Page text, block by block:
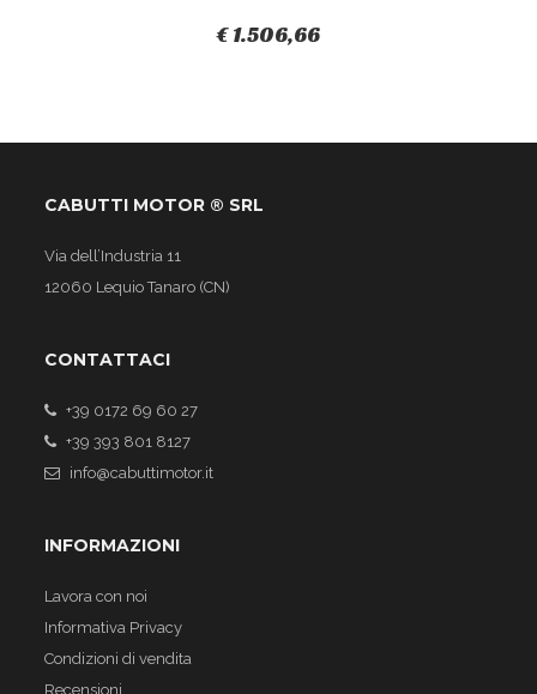
€ 1.506,66
CABUTTI MOTOR ® SRL
Via dell’Industria 11
12060 Lequio Tanaro (CN)
CONTATTACI
+39 0172 69 60 27
+39 393 801 8127
info@cabuttimotor.it
INFORMAZIONI
Lavora con noi
Informativa Privacy
Condizioni di vendita
Recensioni